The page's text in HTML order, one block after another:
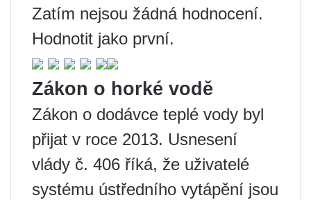
Zatím nejsou žádná hodnocení.
Hodnotit jako první.
Zákon o horké vodě
Zákon o dodávce teplé vody byl
přijat v roce 2013. Usnesení
vlády č. 406 říká, že uživatelé
systému ústředního vytápění jsou